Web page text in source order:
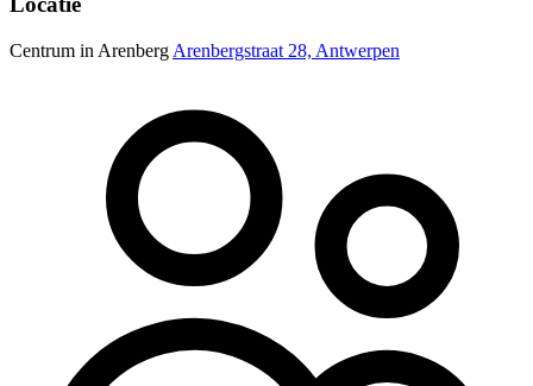
Centrum in Arenberg Arenbergstraat 28, Antwerpen